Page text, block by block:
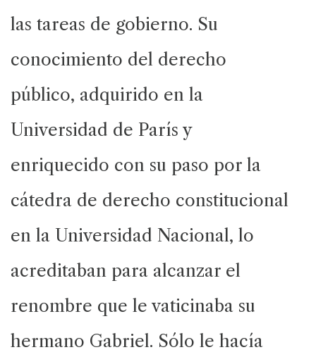
las tareas de gobierno. Su
conocimiento del derecho
público, adquirido en la
Universidad de París y
enriquecido con su paso por la
cátedra de derecho constitucional
en la Universidad Nacional, lo
acreditaban para alcanzar el
renombre que le vaticinaba su
hermano Gabriel. Sólo le hacía